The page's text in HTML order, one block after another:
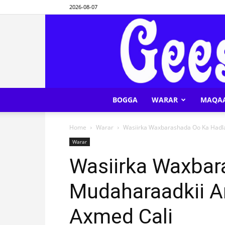
2026-08-07
BOGGA WARAR
Home Warar Wasiirka Waxbarashada Oo Ka
Warar
Wasiirka
Mudaharaadkii
Axmed Cali